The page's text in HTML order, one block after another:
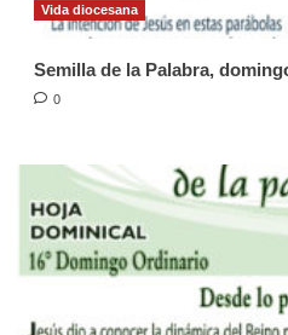
Vida diocesana
Semilla de la Palabra,
0